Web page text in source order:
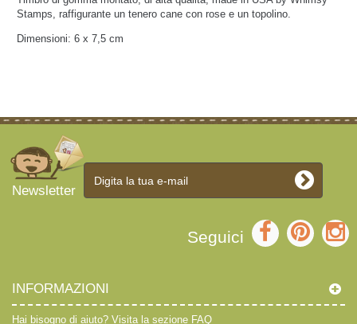
Stamps, raffigurante un tenero cane con rose e un topolino.
Dimensioni: 6 x 7,5 cm
Newsletter
Seguici
INFORMAZIONI
Hai bisogno di aiuto? Visita la sezione FAQ